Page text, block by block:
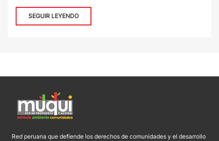
SEGUIR LEYENDO
Red peruana que defiende los derechos de comunidades y el desarrollo